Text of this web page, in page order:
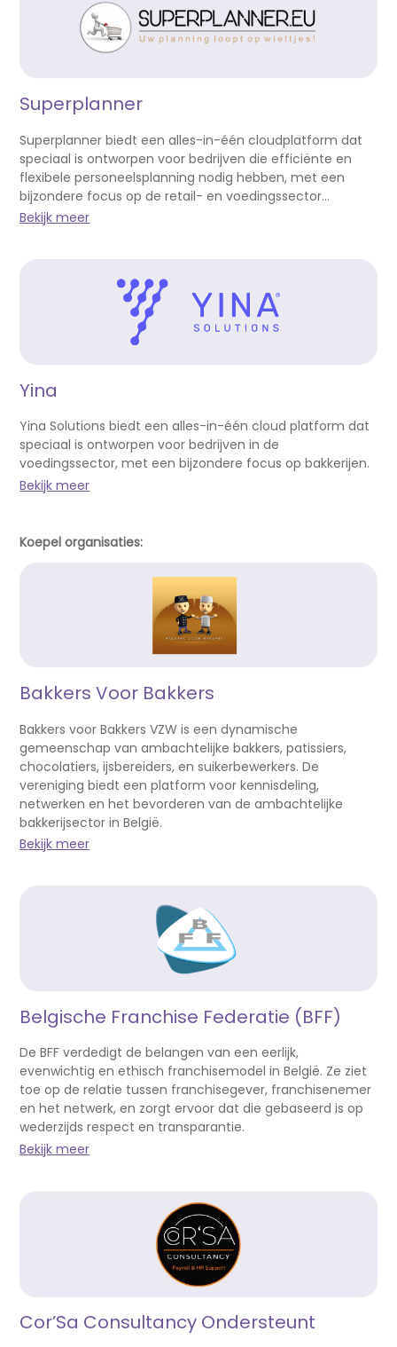
Superplanner
Superplanner biedt een alles-in-één cloudplatform dat
speciaal is ontworpen voor bedrijven die efficiënte en
flexibele personeelsplanning nodig hebben, met een
bijzondere focus op de retail- en voedingssector...
Bekijk meer
Yina
Yina Solutions biedt een alles-in-één cloud platform dat
speciaal is ontworpen voor bedrijven in de
voedingssector, met een bijzondere focus op bakkerijen.
Bekijk meer
Koepel organisaties:
Bakkers Voor Bakkers
Bakkers voor Bakkers VZW is een dynamische
gemeenschap van ambachtelijke bakkers, patissiers,
chocolatiers, ijsbereiders, en suikerbewerkers. De
vereniging biedt een platform voor kennisdeling,
netwerken en het bevorderen van de ambachtelijke
bakkerijsector in België.
Bekijk meer
Belgische Franchise Federatie (BFF)
De BFF verdedigt de belangen van een eerlijk,
evenwichtig en ethisch franchisemodel in België. Ze ziet
toe op de relatie tussen franchisegever, franchisenemer
en het netwerk, en zorgt ervoor dat die gebaseerd is op
wederzijds respect en transparantie.
Bekijk meer
Cor’Sa Consultancy Ondersteunt